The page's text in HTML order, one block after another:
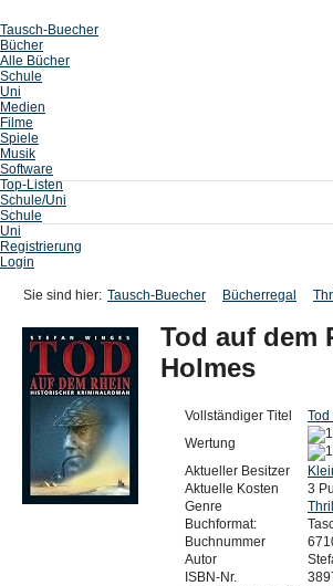
Tausch-Buecher
Bücher
Alle Bücher
Schule
Uni
Medien
Filme
Spiele
Musik
Software
Top-Listen
Schule/Uni
Schule
Uni
Registrierung
Login
Sie sind hier: Tausch-Buecher Bücherregal
Tod auf dem
Holmes
Vollständiger Titel
Wertung
Aktueller Besitzer
Aktuelle Kosten
3
Genre
Buchformat:
Buchnummer
Autor
ISBN-Nr.